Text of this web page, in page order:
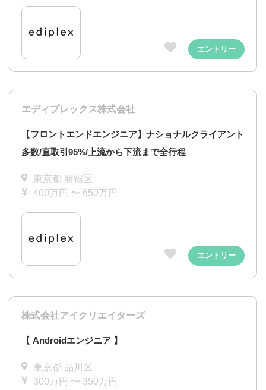
エントリー
エディプレックス株式会社
【フロントエンドエンジニア】ナショナルクライアント
多数/直取引95%/上流から下流まで全行程
東京都 新宿区
400万円 〜 650万円
エントリー
株式会社アイクリエイターズ
【 Androidエンジニア 】
東京都 品川区
300万円 〜 350万円